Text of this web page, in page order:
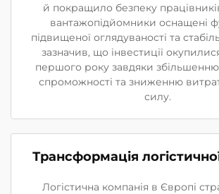
й покращило безпеку
вантажопідйомники оснащені
підвищеної оглядуваності та
зазначив, що інвестиції
першого року завдяки
спроможності та зниженню
силу.
Трансформація
Логістична компанія в Європі